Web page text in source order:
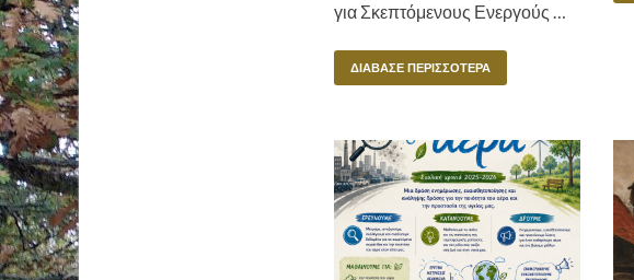
για Σκεπτόμενους Ενεργούς …
ΔΙΆΒΑΣΕ ΠΕΡΙΣΣΌΤΕΡΑ